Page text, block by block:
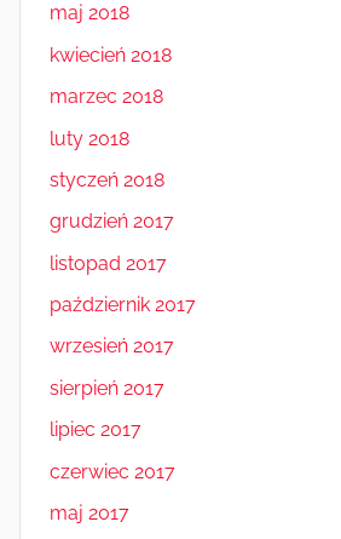
maj 2018
kwiecień 2018
marzec 2018
luty 2018
styczeń 2018
grudzień 2017
listopad 2017
październik 2017
wrzesień 2017
sierpień 2017
lipiec 2017
czerwiec 2017
maj 2017